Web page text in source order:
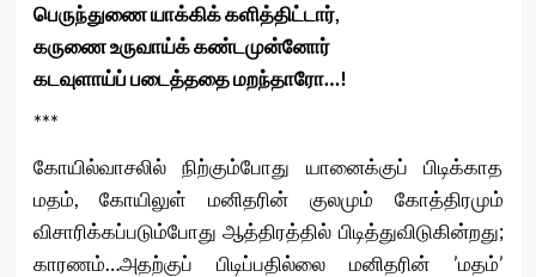
பெருந்துணையாக்கிக்களித்திட்டார்,
கருணைஉருவாய்க்கண்டமுன்னோர்
கடவுளாய்ப்படைத்ததைமறந்தாரோ…!
***
கோயில்வாசலில் நிற்கும்போது யானைக்குப் பிடிக்காத
மதம், கோயிலுள் மனிதரின் குலமும் கோத்திரமும்
விசாரிக்கப்படும்போது ஆத்திரத்தில் பிடித்துவிடுகின்றது;
காரணம்…அதற்குப் பிடிப்பதில்லை மனிதரின் ’மதம்’